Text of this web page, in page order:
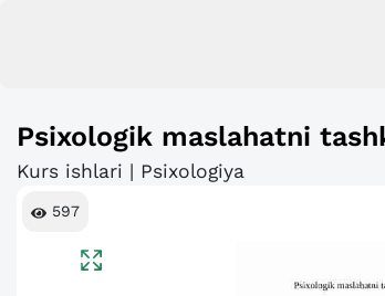
Psixologik maslahatni
Kurs ishlari | Psixologiya
597